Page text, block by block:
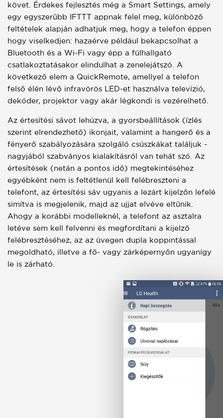
követ. Érdekes fejlesztés még a Smart Settings, amely
egy egyszerűbb IFTTT appnak felel meg, különböző
feltételek alapján adhatjuk meg, hogy a telefon éppen
hogy viselkedjen: hazaérve például bekapcsolhat a
Bluetooth és a Wi-Fi vagy épp a fülhallgató
csatlakoztatásakor elindulhat a zenelejátszó. A
következő elem a QuickRemote, amellyel a telefon
felső élén lévő infravörös LED-et használva televízió,
dekóder, projektor vagy akár légkondi is vezérelhető.
Az értesítési sávot lehúzva, a gyorsbeállítások (ízlés
szerint elrendezhető) ikonjait, valamint a hangerő és a
fényerő szabályozására szolgáló csúszkákat találjuk -
nagyjából szabványos kialakításról van tehát szó. Az
értesítések (netán a pontos idő) megtekintéséhez
egyébként nem is feltétlenül kell felébreszteni a
telefont, az értesítési sáv ugyanis a lezárt kijelzőn lefelé
simítva is megjelenik, majd az ujjat elvéve eltűnik.
Ahogy a korábbi modelleknél, a telefont az asztalra
letéve sem kell felvenni és megfordítani a kijelző
felébresztéséhez, az az üvegen dupla koppintással
megoldható, illetve a fő- vagy zárképernyőn ugyanígy
le is zárható.